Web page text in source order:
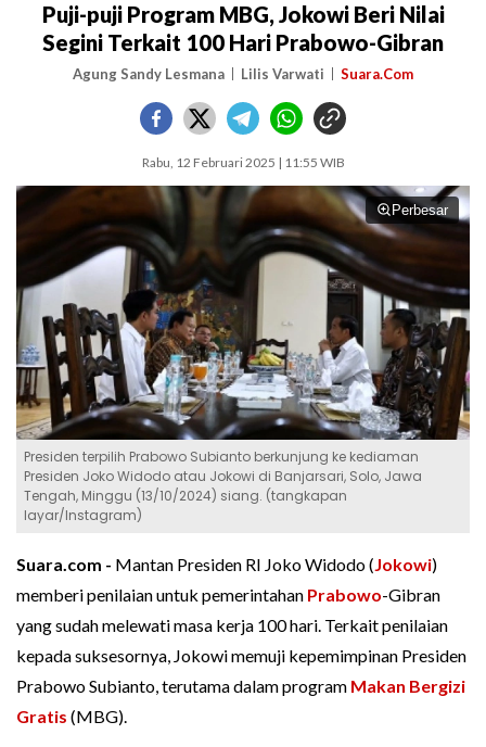
Puji-puji Program MBG, Jokowi Beri Nilai
Segini Terkait 100 Hari Prabowo-Gibran
Agung Sandy Lesmana Lilis Varwati Suara.Com
Rabu, 12 Februari 2025 | 11:55 WIB
Perbesar
Presiden terpilih Prabowo Subianto berkunjung ke kediaman
Presiden Joko Widodo atau Jokowi di Banjarsari, Solo, Jawa
Tengah, Minggu (13/10/2024) siang. (tangkapan
layar/Instagram)
Suara.com - Mantan Presiden RI Joko Widodo (Jokowi)
memberi penilaian untuk pemerintahan Prabowo-Gibran
yang sudah melewati masa kerja 100 hari. Terkait penilaian
kepada suksesornya, Jokowi memuji kepemimpinan Presiden
Prabowo Subianto, terutama dalam program Makan Bergizi
Gratis (MBG).